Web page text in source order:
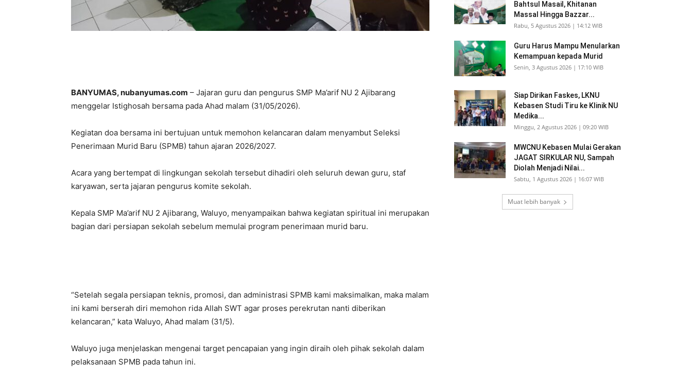
BANYUMAS, nubanyumas.com – Jajaran guru dan pengurus SMP Ma’arif NU 2 Ajibarang
menggelar Istighosah bersama pada Ahad malam (31/05/2026).
Kegiatan doa bersama ini bertujuan untuk memohon kelancaran dalam menyambut Seleksi
Penerimaan Murid Baru (SPMB) tahun ajaran 2026/2027.
Acara yang bertempat di lingkungan sekolah tersebut dihadiri oleh seluruh dewan guru, staf
karyawan, serta jajaran pengurus komite sekolah.
Kepala SMP Ma’arif NU 2 Ajibarang, Waluyo, menyampaikan bahwa kegiatan spiritual ini merupakan
bagian dari persiapan sekolah sebelum memulai program penerimaan murid baru.
“Setelah segala persiapan teknis, promosi, dan administrasi SPMB kami maksimalkan, maka malam
ini kami berserah diri memohon rida Allah SWT agar proses perekrutan nanti diberikan
kelancaran,” kata Waluyo, Ahad malam (31/5).
Waluyo juga menjelaskan mengenai target pencapaian yang ingin diraih oleh pihak sekolah dalam
pelaksanaan SPMB pada tahun ini.
Bahtsul Masail, Khitanan
Massal Hingga Bazzar...
Rabu, 5 Agustus 2026 | 14:12 WIB
Guru Harus Mampu Menularkan
Kemampuan kepada Murid
Senin, 3 Agustus 2026 | 17:10 WIB
Siap Dirikan Faskes, LKNU
Kebasen Studi Tiru ke Klinik NU
Medika...
Minggu, 2 Agustus 2026 | 09:20 WIB
MWCNU Kebasen Mulai Gerakan
JAGAT SIRKULAR NU, Sampah
Diolah Menjadi Nilai...
Sabtu, 1 Agustus 2026 | 16:07 WIB
Muat lebih banyak